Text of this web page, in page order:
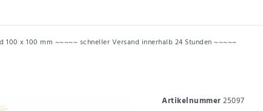
100 x 100 mm ~~~~~ schneller Versand innerhalb 24 Stunden ~~~~~
Artikelnummer25097